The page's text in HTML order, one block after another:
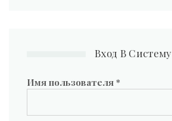
Вход В Систему
Имя пользователя *